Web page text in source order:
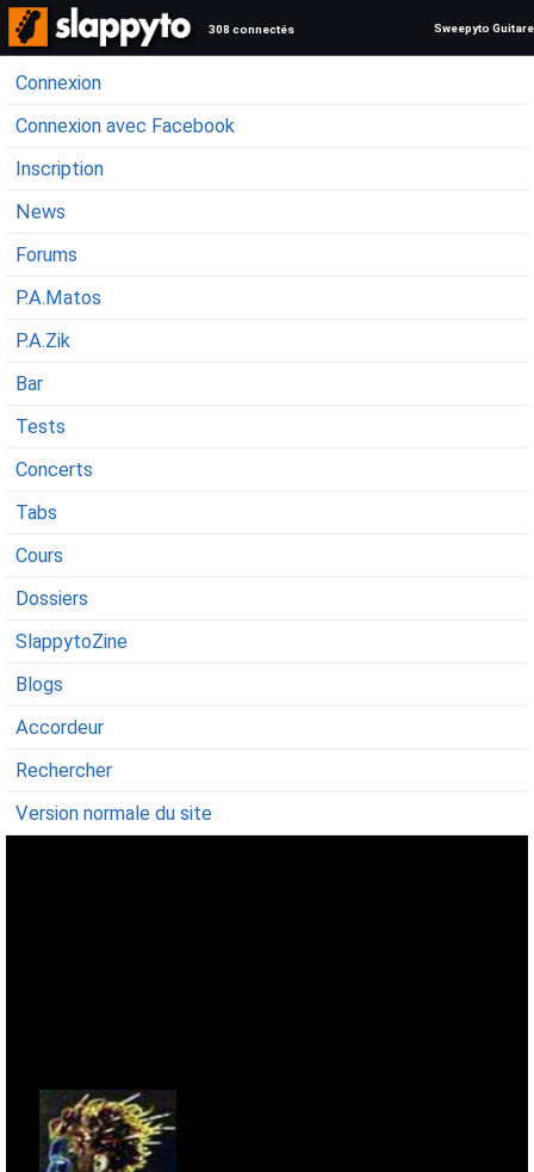
308 connectés Sweepyto Guitare
Connexion
Connexion avec Facebook
Inscription
News
Forums
P.A.Matos
P.A.Zik
Bar
Tests
Concerts
Tabs
Cours
Dossiers
SlappytoZine
Blogs
Accordeur
Rechercher
Version normale du site